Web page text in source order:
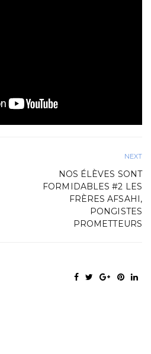
NEXT
NOS ÉLÈVES SONT
FORMIDABLES #2 LES
FRÈRES AFSAHI,
PONGISTES
PROMETTEURS